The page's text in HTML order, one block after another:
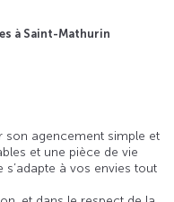
à Saint-Mathurin
son agencement simple et
et une pièce de vie
s’adapte à vos envies tout